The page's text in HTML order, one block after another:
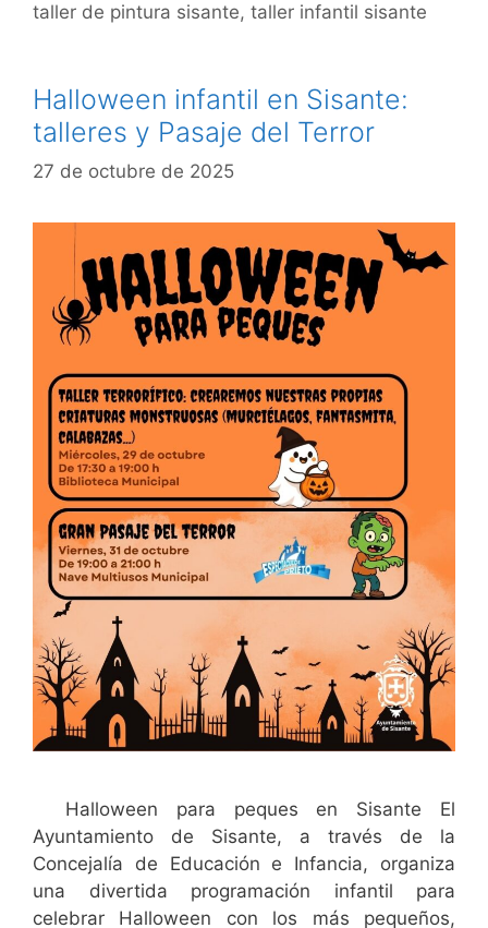
taller de pintura sisante, taller infantil sisante
Halloween infantil en Sisante:
talleres y Pasaje del Terror
27 de octubre de 2025
Halloween para peques en Sisante El
Ayuntamiento de Sisante, a través de la
Concejalía de Educación e Infancia, organiza
una divertida programación infantil para
celebrar Halloween con los más pequeños,